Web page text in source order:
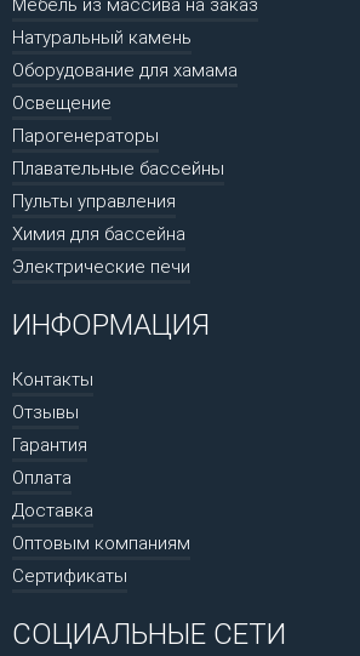
Натуральный камень
Оборудование для хамама
Освещение
Парогенераторы
Плавательные бассейны
Пульты управления
Химия для бассейна
Электрические печи
ИНФОРМАЦИЯ
Контакты
Отзывы
Гарантия
Оплата
Доставка
Оптовым компаниям
Сертификаты
СОЦИАЛЬНЫЕ СЕТИ